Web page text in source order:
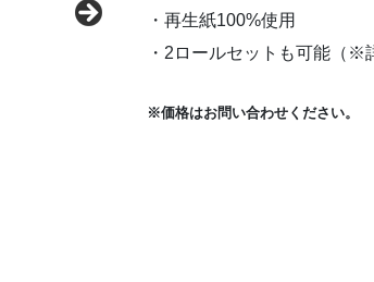
・再生紙100%使用
・2ロールセットも可能（※
※価格はお問い合わせください。